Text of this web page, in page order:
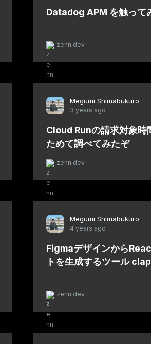
Datadog APM を触って
zenn.dev
Megumi Shimabukuro
3 years ago
Cloud Runの請求対象時
ためて調べてみたぞ
zenn.dev
Megumi Shimabukuro
4 years ago
Figmaデザインから
トを生成するツール
zenn.dev